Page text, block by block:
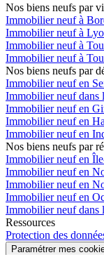
Nos biens neufs par
Immobilier neuf à
Immobilier neuf à
Immobilier neuf à
Immobilier neuf à
Nos biens neufs par
Immobilier neuf en
Immobilier neuf dans
Immobilier neuf en
Immobilier neuf en
Immobilier neuf en
Nos biens neufs par
Immobilier neuf en
Immobilier neuf en
Immobilier neuf en
Immobilier neuf en
Immobilier neuf dans
Ressources
Protection des
Paramétrer mes